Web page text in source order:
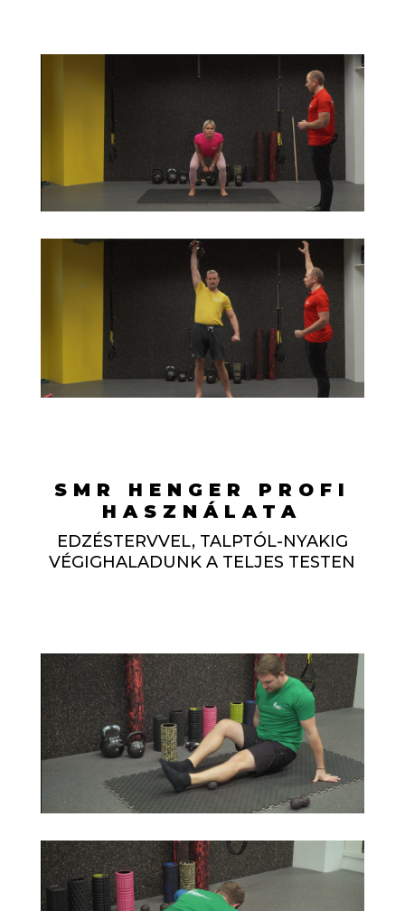
SMR HENGER PROFI
HASZNÁLATA
EDZÉSTERVVEL, TALPTÓL-NYAKIG
VÉGIGHALADUNK A TELJES TESTEN